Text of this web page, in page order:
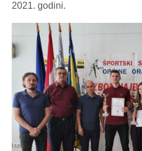
2021. godini.